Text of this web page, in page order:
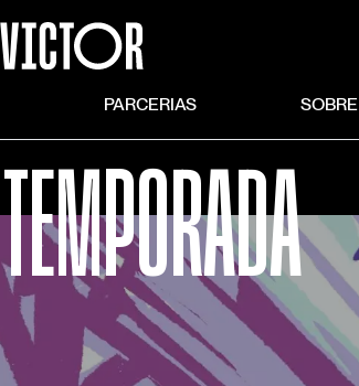
PARCERIAS SOBRE
TEMPORADA